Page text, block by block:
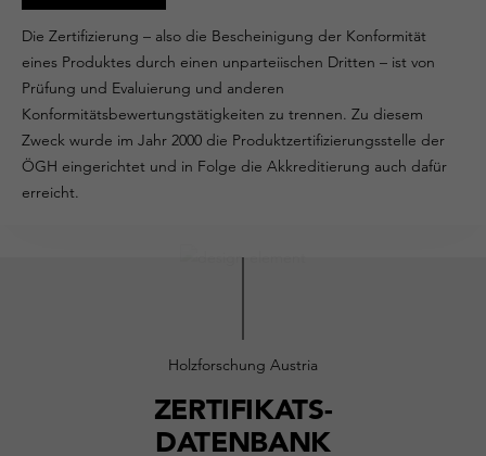
Die Zertifizierung – also die Bescheinigung der Konformität
eines Produktes durch einen unparteiischen Dritten – ist von
Prüfung und Evaluierung und anderen
Konformitätsbewertungstätigkeiten zu trennen. Zu diesem
Zweck wurde im Jahr 2000 die Produktzertifizierungsstelle der
ÖGH eingerichtet und in Folge die Akkreditierung auch dafür
erreicht.
Holzforschung Austria
ZERTIFIKATS-
DATENBANK